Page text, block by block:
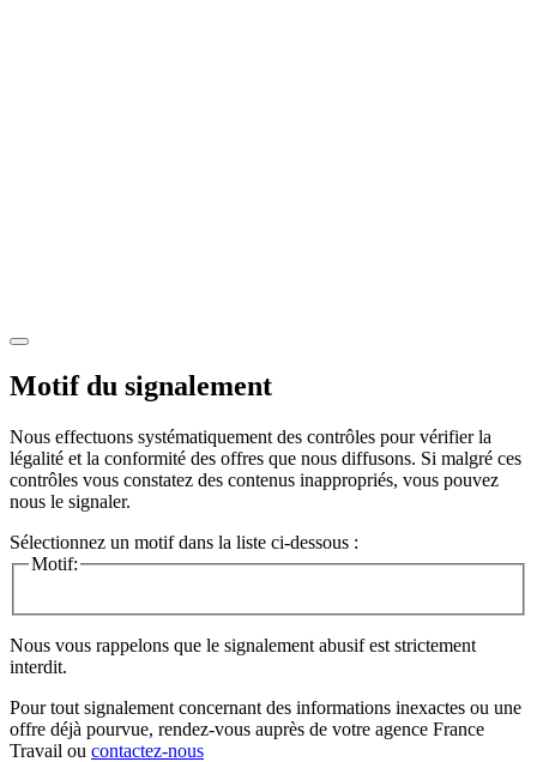
Motif du signalement
Nous effectuons systématiquement des contrôles pour vérifier la
légalité et la conformité des offres que nous diffusons. Si malgré ces
contrôles vous constatez des contenus inappropriés, vous pouvez
nous le signaler.
Sélectionnez un motif dans la liste ci-dessous :
Motif:
Nous vous rappelons que le signalement abusif est strictement
interdit.
Pour tout signalement concernant des informations inexactes ou une
offre déjà pourvue, rendez-vous auprès de votre agence France
Travail ou contactez-nous